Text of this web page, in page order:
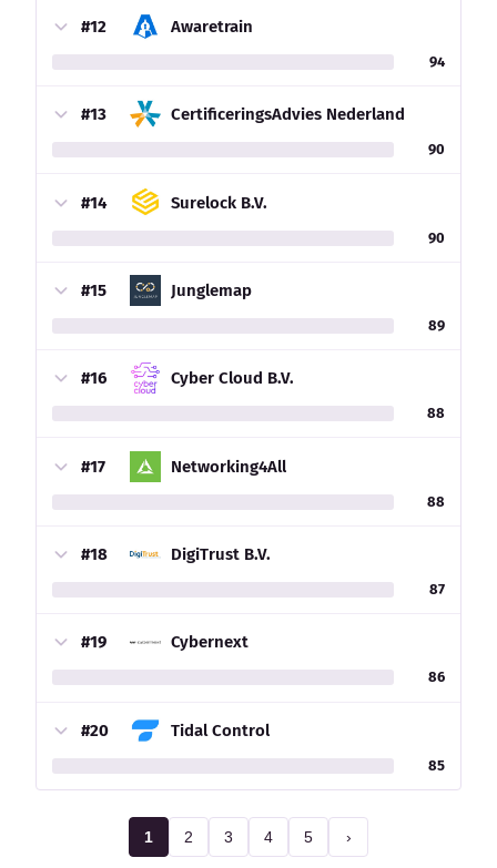
#12 Awaretrain
94
#13 CertificeringsAdvies Nederland
90
#14 Surelock B.V.
90
#15 Junglemap
89
#16 Cyber Cloud B.V.
88
#17 Networking4All
88
#18 DigiTrust B.V.
87
#19 Cybernext
86
#20 Tidal Control
85
1 2 3 4 5 ›